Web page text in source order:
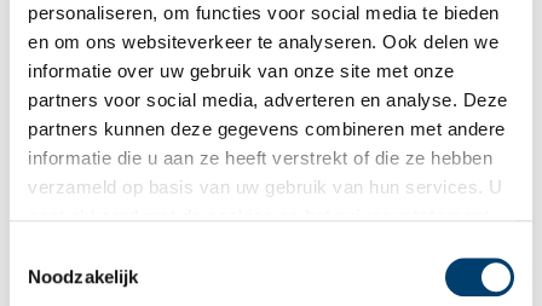
personaliseren, om functies voor social media te bieden
en om ons websiteverkeer te analyseren. Ook delen we
informatie over uw gebruik van onze site met onze
partners voor social media, adverteren en analyse. Deze
partners kunnen deze gegevens combineren met andere
informatie die u aan ze heeft verstrekt of die ze hebben
verzameld op basis van uw gebruik van hun services. U
Noodzakelijk
Verholen Verhalen – Tweeluik over oorlogsschaamte
35 jaar geleden deed Willemien Spook een vondst bij het
grofvuil die lange tijd haar leven zou beheersen. Een huis aan
de Haarlemse Verspronckweg werd leeg geruimd, alles ging in
een grofvuilcontainer. De auteur nam een map met vergeelde
Tweede Wereldoorlog, waaronder brieven van een SS’er.